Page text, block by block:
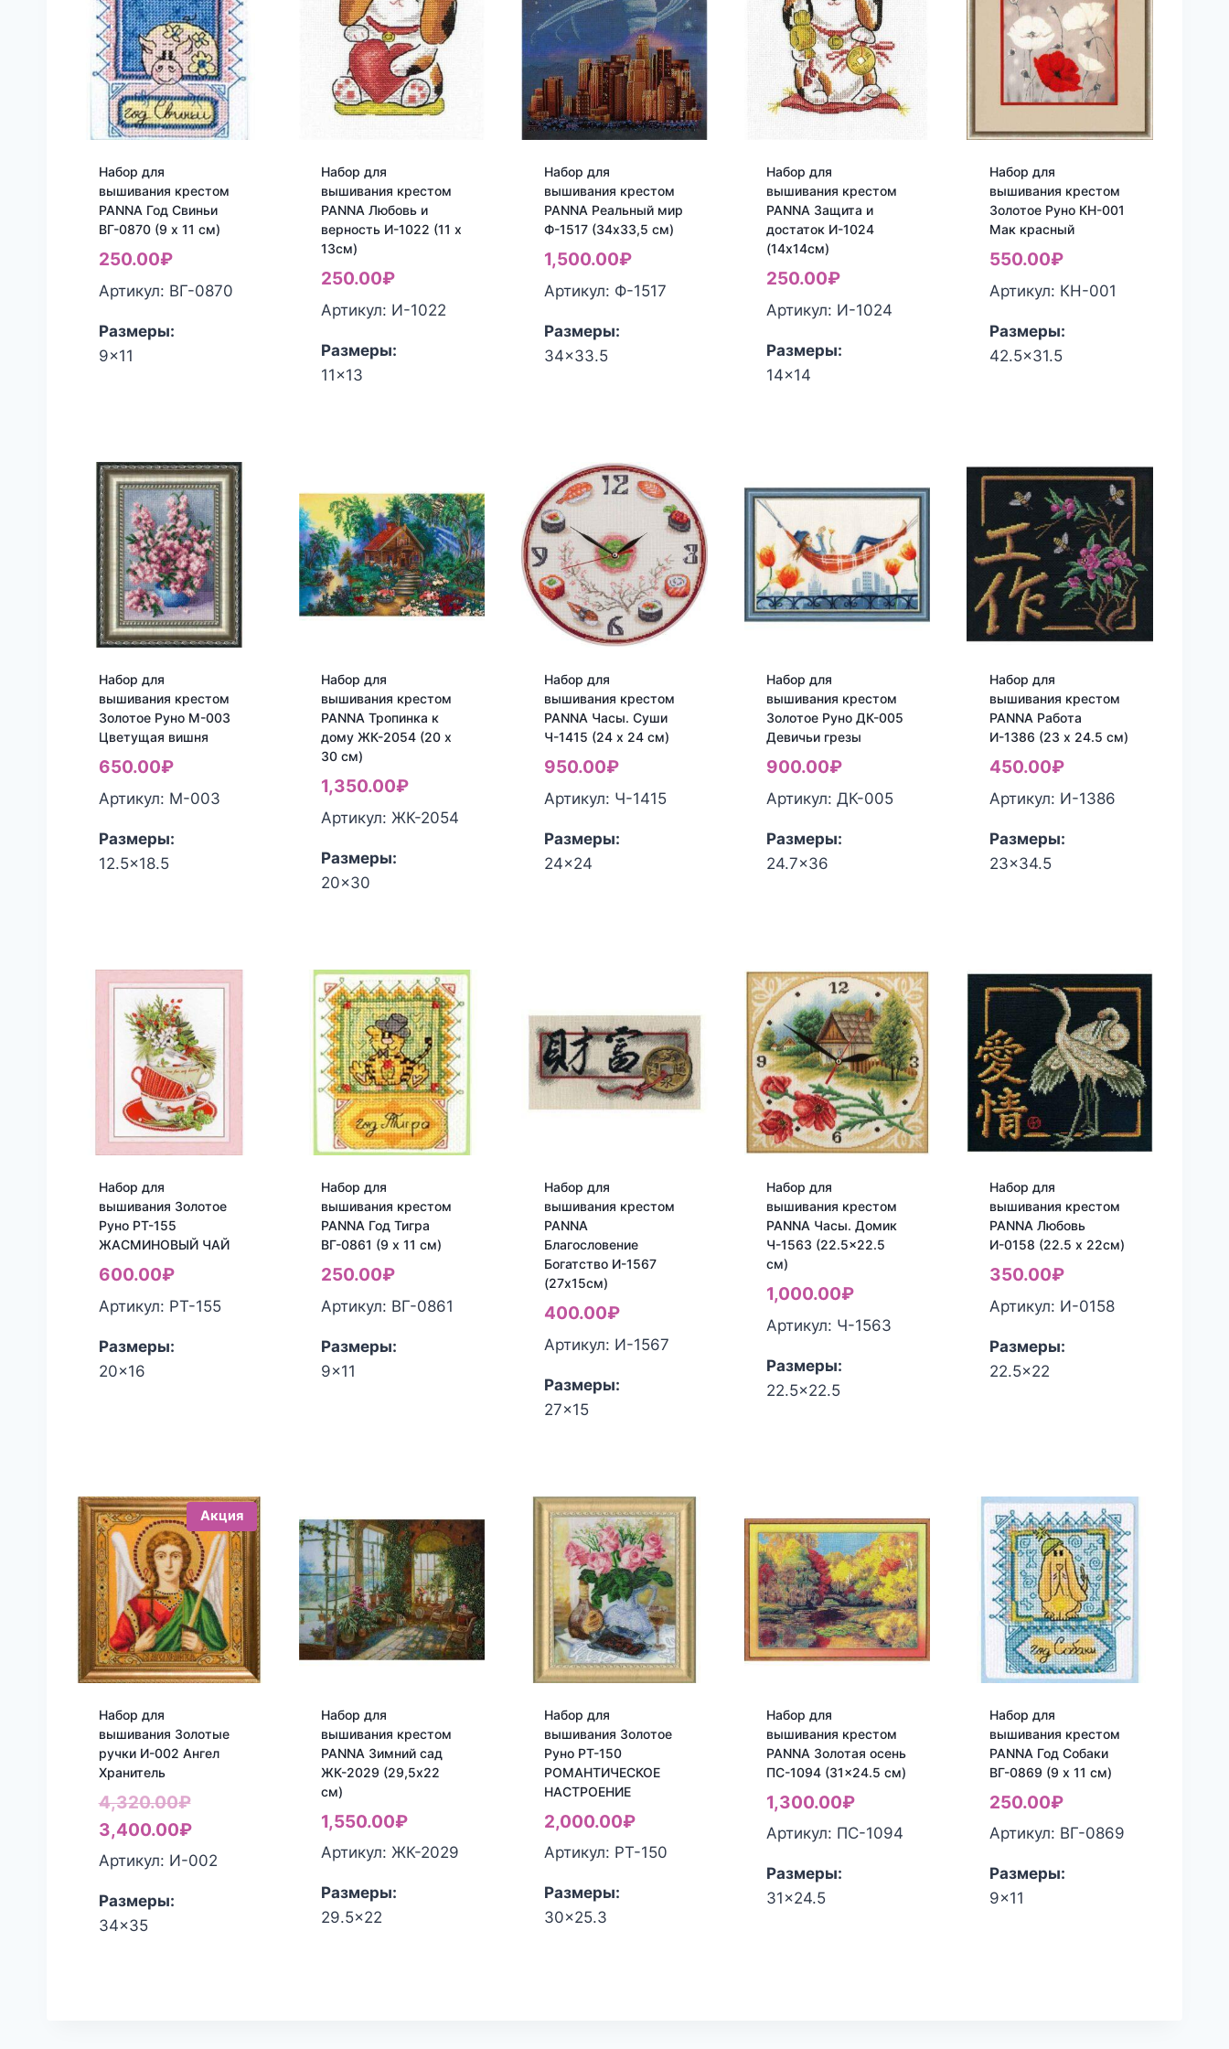
Набор для
вышивания крестом
PANNA Год Свиньи
ВГ-0870 (9 x 11 см)
250.00₽
Артикул: ВГ-0870
Размеры:
9x11
Набор для
вышивания крестом
PANNA Любовь и
верность И-1022 (11 х
13см)
250.00₽
Артикул: И-1022
Размеры:
11x13
Набор для
вышивания крестом
PANNA Реальный мир
Ф-1517 (34х33,5 см)
1,500.00₽
Артикул: Ф-1517
Размеры:
34x33.5
Набор для
вышивания крестом
PANNA Защита и
достаток И-1024
(14х14см)
250.00₽
Артикул: И-1024
Размеры:
14x14
Набор для
вышивания крестом
Золотое Руно КН-001
Мак красный
550.00₽
Артикул: КН-001
Размеры:
42.5x31.5
Набор для
вышивания крестом
Золотое Руно М-003
Цветущая вишня
650.00₽
Артикул: M-003
Размеры:
12.5x18.5
Набор для
вышивания крестом
PANNA Тропинка к
дому ЖК-2054 (20 x
30 см)
1,350.00₽
Артикул: ЖК-2054
Размеры:
20x30
Набор для
вышивания крестом
PANNA Часы. Суши
Ч-1415 (24 x 24 см)
950.00₽
Артикул: Ч-1415
Размеры:
24x24
Набор для
вышивания крестом
Золотое Руно ДК-005
Девичьи грезы
900.00₽
Артикул: ДК-005
Размеры:
24.7x36
Набор для
вышивания крестом
PANNA Работа
И-1386 (23 x 24.5 см)
450.00₽
Артикул: И-1386
Размеры:
23x34.5
Набор для
вышивания Золотое
Руно РТ-155
ЖАСМИНОВЫЙ ЧАЙ
600.00₽
Артикул: РТ-155
Размеры:
20x16
Набор для
вышивания крестом
PANNA Год Тигра
ВГ-0861 (9 x 11 см)
250.00₽
Артикул: ВГ-0861
Размеры:
9x11
Набор для
вышивания крестом
PANNA
Благословение
Богатство И-1567
(27х15см)
400.00₽
Артикул: И-1567
Размеры:
27x15
Набор для
вышивания крестом
PANNA Часы. Домик
Ч-1563 (22.5×22.5
см)
1,000.00₽
Артикул: Ч-1563
Размеры:
22.5x22.5
Набор для
вышивания крестом
PANNA Любовь
И-0158 (22.5 х 22см)
350.00₽
Артикул: И-0158
Размеры:
22.5x22
Акция
Набор для
вышивания Золотые
ручки И-002 Ангел
Хранитель
4,320.00₽Первоначальная
цена
составляла
3,400.00₽Текущая
цена:
Артикул: И-002
Размеры:
34x35
Набор для
вышивания крестом
PANNA Зимний сад
ЖК-2029 (29,5х22
см)
1,550.00₽
Артикул: ЖК-2029
Размеры:
29.5x22
Набор для
вышивания Золотое
Руно РТ-150
РОМАНТИЧЕСКОЕ
НАСТРОЕНИЕ
2,000.00₽
Артикул: РТ-150
Размеры:
30x25.3
Набор для
вышивания крестом
PANNA Золотая осень
ПС-1094 (31×24.5 см)
1,300.00₽
Артикул: ПС-1094
Размеры:
31x24.5
Набор для
вышивания крестом
PANNA Год Собаки
ВГ-0869 (9 x 11 см)
250.00₽
Артикул: ВГ-0869
Размеры:
9x11